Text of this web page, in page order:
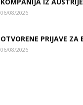
06/08/2026
OTVORENE PRIJAVE ZA
06/08/2026